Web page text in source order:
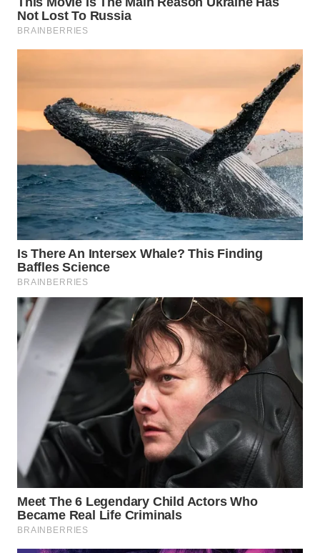
WN
KEPULAUAN
SERIBU
TANGERANG
WN
CIREBON
INDRAMAYU
WN
KUNINGAN
MAJALENGKA
WN
SUBANG
WN
SUKABUMI
WN
PURWAKARTA